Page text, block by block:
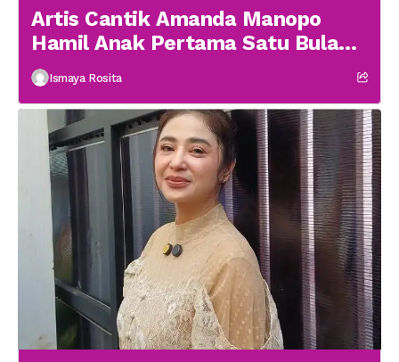
Artis Cantik Amanda Manopo
Hamil Anak Pertama Satu Bulan
menikah
Ismaya Rosita